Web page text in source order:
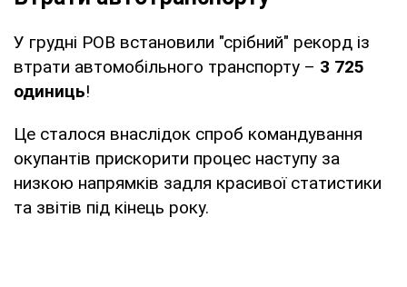
У грудні РОВ встановили "срібний" рекорд із
втрати автомобільного транспорту – 3 725
одиниць!
Це сталося внаслідок спроб командування
окупантів прискорити процес наступу за
низкою напрямків задля красивої статистики
та звітів під кінець року.